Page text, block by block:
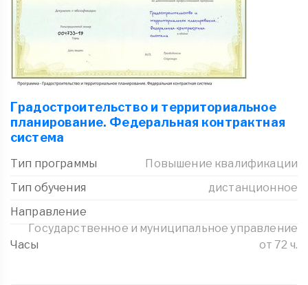
Градостроительство и территориальное
планирование. Федеральная контрактная
система
Тип программы
Повышение квалификации
Тип обучения
дистанционное
Направление
Государственное и муниципальное управление
Часы
от 72 ч.